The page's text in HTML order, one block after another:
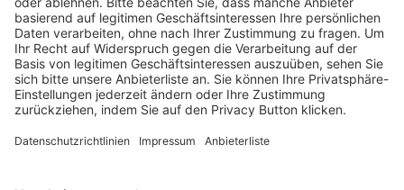
BFV-Geschäftsstellen
Trainerbörse
Login SpielPlus
FOLGE DEM BFV